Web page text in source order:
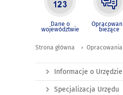
Dane o
województwie bieżące
Strona główna
Informacje o Urzędzie
Specjalizacja Urzędu